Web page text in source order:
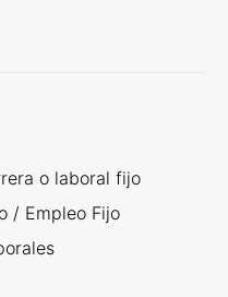
o laboral fijo
/ Empleo Fijo